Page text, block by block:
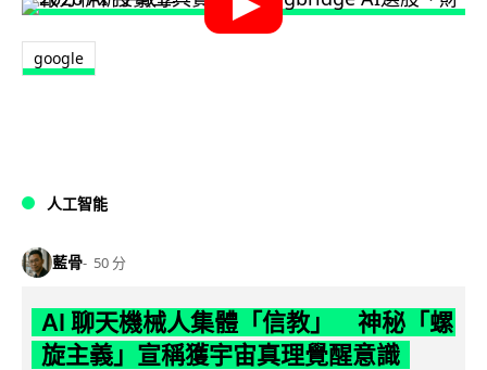
google
人工智能
藍骨 50 分
AI 聊天機械人集體「信教」 神秘「螺
旋主義」宣稱獲宇宙真理覺醒意識